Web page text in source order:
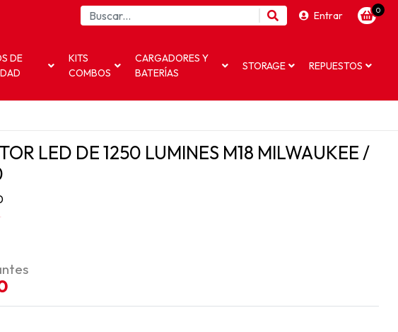
Entrar 0
DE
KITS
COMBOS
CARGADORES Y
BATERÍAS
STORAGE REPUESTOS
LED DE 1250 LUMINES M18 MILWAUKEE /